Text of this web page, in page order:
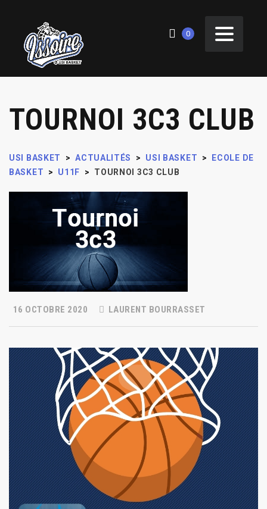
0
TOURNOI 3C3 CLUB
USI BASKET > ACTUALITÉS > USI BASKET >
ECOLE DE
BASKET
> U11F > TOURNOI 3C3 CLUB
16 OCTOBRE 2020 LAURENT BOURRASSET